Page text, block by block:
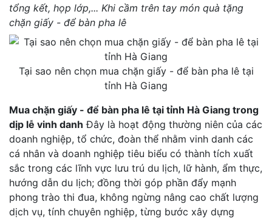
tổng kết, họp lớp,... Khi cầm trên tay món quà tặng
chặn giấy - để bàn pha lê
Tại sao nên chọn mua chặn giấy - để bàn pha lê tại
tỉnh Hà Giang
Mua chặn giấy - để bàn pha lê tại tỉnh Hà Giang trong
dịp lễ vinh danh Đây là hoạt động thường niên của các
doanh nghiệp, tổ chức, đoàn thể nhằm vinh danh các
cá nhân và doanh nghiệp tiêu biểu có thành tích xuất
sắc trong các lĩnh vực lưu trú du lịch, lữ hành, ẩm thực,
hướng dẫn du lịch; đồng thời góp phần đẩy mạnh
phong trào thi đua, không ngừng nâng cao chất lượng
dịch vụ, tính chuyên nghiệp, từng bước xây dựng